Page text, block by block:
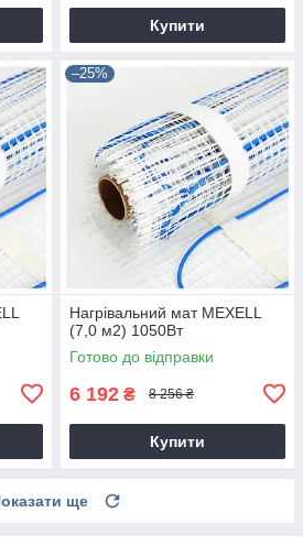
Купити
–25%
Нагрівальний мат MEXELL
(7,0 м2) 1050Вт
Готово до відправки
6 192 ₴ 8 256 ₴
Купити
ще